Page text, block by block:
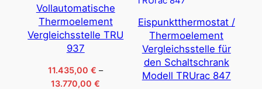
Vollautomatische
Thermoelement
Vergleichsstelle TRU
937
11.435,00€ –
13.770,00€ Preisspanne:
Eispunktthermostat /
Thermoelement
Vergleichsstelle für
den Schaltschrank
Modell TRUrac 847